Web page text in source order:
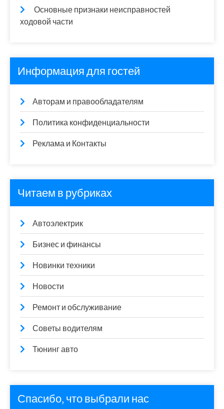
Основные признаки неисправностей
ходовой части
Информация для гостей
Авторам и правообладателям
Политика конфиденциальности
Реклама и Контакты
Читаем в рубриках
Автоэлектрик
Бизнес и финансы
Новинки техники
Новости
Ремонт и обслуживание
Советы водителям
Тюнинг авто
Спасибо, что выбрали нас